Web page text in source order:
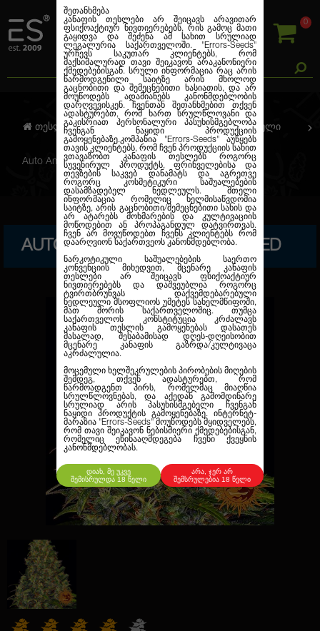
0
შეთანხმება
კანაფის თესლები არ შეიცავს არავითარ
ფსიქოაქტიურ ნივთიერებებს, რის გამოც მათი
გაყიდვა და შეძენა ამ სახით სრულიად
ლეგალურია საქართველოში. "Errors-Seeds"
ურჩევს საკუთარ კლიენტებს, რომ
მაქსიმალურად თავი შეიკავონ არაკანონიერი
ქმედებებისგან. სრული ინფორმაცია რაც არის
წარმოდგენილი საიტზე არის მხოლოდ
გაცნობითი და შემეცნებითი ხასიათის, და არ
მოუწოდებს ადამიანებს კანონმდებლობის
დარღვევისკენ. ჩვენთან შეთანხმებით თქვენ
ადასტურებთ, რომ ხართ სრულწლოვანი და
გაკისრიათ პერსონალური პასუხისმგებლობა
ჩვენგან ნაყიდი პროდუქციის
გამოყენებაზე.კომპანია
"Errors-Seeds" აუწყებს
თავის კლიენტებს, რომ ჩვენ პროდუქციის სახით
ვთავაზობთ კანაფის თესლებს როგორც
სუვენირულ პროდუქტს, ფრინველებისა და
თევზების საკვებ დანამატს და აგრეთვე
როგორც კოსმეტიკური საშუალებების
დასამზადებელ ნედლეულს. მთელი
ინფორმაცია რომელიც ხელმისაწვდომია
საიტზე, არის გაცნობითი/შემეცნებითი სახის და
არ ატარებს მოხმარების და კულტივაციის
მოწოდებით ან პროპაგანდულ დატვირთვას.
ჩვენ არ მოვუწოდებთ ჩვენს კლიენტებს რომ
დაარღვიონ საქართვეოს კანონმდებლობა.
ნარკოტიკული საშუალებების საერთო
კონვენციის მიხედვით, მცენარე კანაფის
თესლები არ შეიცავს ფსიქოაქტიურ
ნივთიერებებს და დაშვეუბლია როგორც
ტვირთბრუნვას დაქვემდებარებული
ნედლეული მსოფლიოს უმეტეს სახელმწიფოში,
მათ შორის საქართველოშიც. თუმცა
საქართველოს კონსტიტუცია კრძალავს
კანაფის თესლის გამოყენებას დასათეს
მასალად, შესაბამისად დღეს-დღეისობით
მცენარე კანაფის გაზრდა/კულტივაცა
აკრძალულია.
მოცემული ხელშეკრულების პირობების მიღების
შემდეგ, თქვენ ადასტურებთ, რომ
წარმოადგენთ პირს, რომელმაც მიაღწია
სრულწლოვნებას, და აქედან გამომდინარე
სრულიად არის პასუხისმგებელი ჩვენგან
ნაყიდი პროდუქტის გამოყენებაზე. ინტერნეტ-
მარაზია "Errors-Seeds" მოუწოდებს მყიდველებს,
რომ თავი შეიკავონ ნებისმიერი ქმედებებისგან,
რომელიც ეწინააღმდეგება ჩვენი ქვეყნის
კანონმდებლობას.
დიახ, მე უკვე
შემისრულდა 18 წელი
არა, ჯერ არ
შემსრულებია 18 წელი
თესლების კანაფი ავტო. ფემინიზირებული
Auto Amnesia Haze Feminised
AUTO AMNESIA HAZE FEMINISED